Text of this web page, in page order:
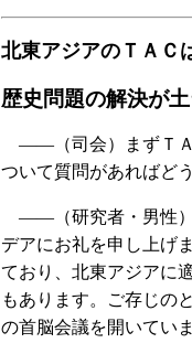
北東アジアのＴＡＣ
歴史問題の解決が
――（司会）まずＴＡ
ついて質問があればどう
――（研究者・男性）
デアにお礼を申し上げ
ており、北東アジアに
もあります。ご存じの
の首脳会議を開いてい